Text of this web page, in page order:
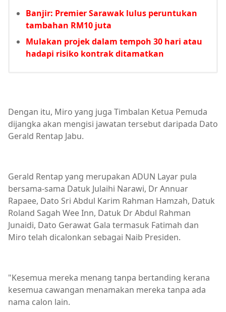
Banjir: Premier Sarawak lulus peruntukan
tambahan RM10 juta
Mulakan projek dalam tempoh 30 hari atau
hadapi risiko kontrak ditamatkan
Dengan itu, Miro yang juga Timbalan Ketua Pemuda
dijangka akan mengisi jawatan tersebut daripada Dato
Gerald Rentap Jabu.
Gerald Rentap yang merupakan ADUN Layar pula
bersama-sama Datuk Julaihi Narawi, Dr Annuar
Rapaee, Dato Sri Abdul Karim Rahman Hamzah, Datuk
Roland Sagah Wee Inn, Datuk Dr Abdul Rahman
Junaidi, Dato Gerawat Gala termasuk Fatimah dan
Miro telah dicalonkan sebagai Naib Presiden.
"Kesemua mereka menang tanpa bertanding kerana
kesemua cawangan menamakan mereka tanpa ada
nama calon lain.